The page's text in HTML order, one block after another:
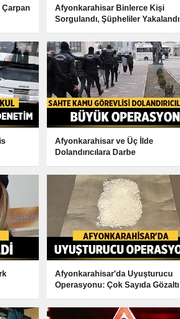
Çarpan
Afyonkarahisar Binlerce Kişi
Sorgulandı, Şüpheliler Yakalandı
Afyonkarahisar ve Üç İlde
Dolandırıcılara Darbe
Afyonkarahisar'da Uyuşturucu
Operasyonu: Çok Sayıda Gözaltı